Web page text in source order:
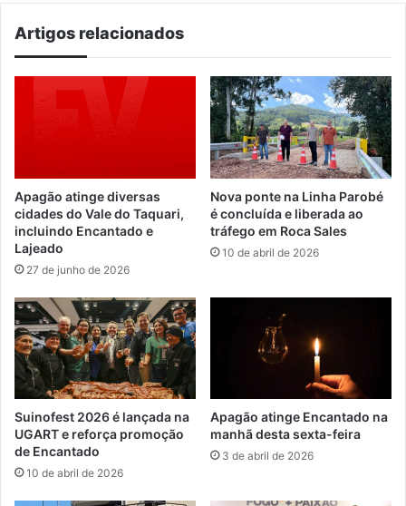
profissionalismo
Artigos relacionados
Apagão atinge diversas
cidades do Vale do Taquari,
incluindo Encantado e
Lajeado
27 de junho de 2026
Nova ponte na Linha Parobé
é concluída e liberada ao
tráfego em Roca Sales
10 de abril de 2026
Suinofest 2026 é lançada na
UGART e reforça promoção
de Encantado
10 de abril de 2026
Apagão atinge Encantado na
manhã desta sexta-feira
3 de abril de 2026